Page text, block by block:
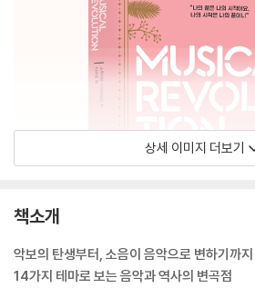
상세 이미지 더보기
책소개
악보의 탄생부터, 소음이 음악으로 변하기까지
14가지 테마로 보는 음악과 역사의 변곡점